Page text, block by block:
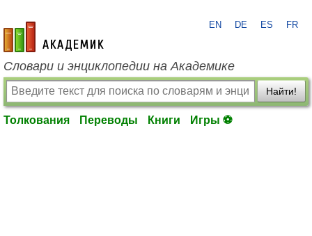
academic.ru
EN DE ES FR
Словари и энциклопедии на Академике
Найти!
Толкования Переводы Книги Игры ⚽